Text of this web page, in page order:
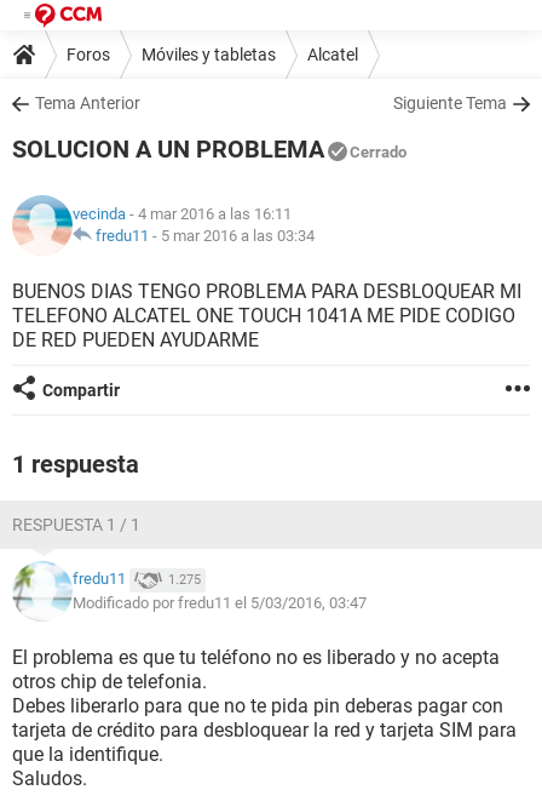
Foros Móviles y tabletas Alcatel
Tema Anterior Siguiente Tema
SOLUCION A UN PROBLEMA Cerrado
vecinda - 4 mar 2016 a las 16:11
fredu11 - 5 mar 2016 a las 03:34
BUENOS DIAS TENGO PROBLEMA PARA DESBLOQUEAR MI
TELEFONO ALCATEL ONE TOUCH 1041A ME PIDE CODIGO
DE RED PUEDEN AYUDARME
Compartir
1 respuesta
RESPUESTA 1 / 1
fredu11 1.275
Modificado por fredu11 el 5/03/2016, 03:47
El problema es que tu teléfono no es liberado y no acepta
otros chip de telefonia.
Debes liberarlo para que no te pida pin deberas pagar con
tarjeta de crédito para desbloquear la red y tarjeta SIM para
que la identifique.
Saludos.